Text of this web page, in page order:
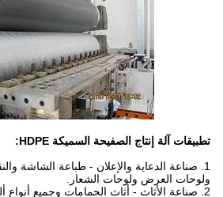
تطبيقات آلة إنتاج الصفيحة السميكة HDPE:
1. صناعة الدعاية والإعلان - طباعة الشاشة
ولوحات العرض ولوحات الشعار.